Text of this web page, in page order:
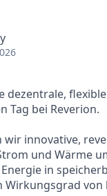
dezentrale,
Tag bei Reverion.
innovative,
und Wärme
in
Wirkungsgrad